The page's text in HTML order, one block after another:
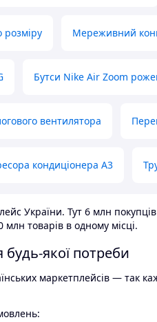
розміру Мереживний
Бутси Nike Air Zoom
вентилятора
кондиціонера А3
України. Тут 6 млн покупців
товарів в одному місці.
якої потреби
маркетплейсів — так